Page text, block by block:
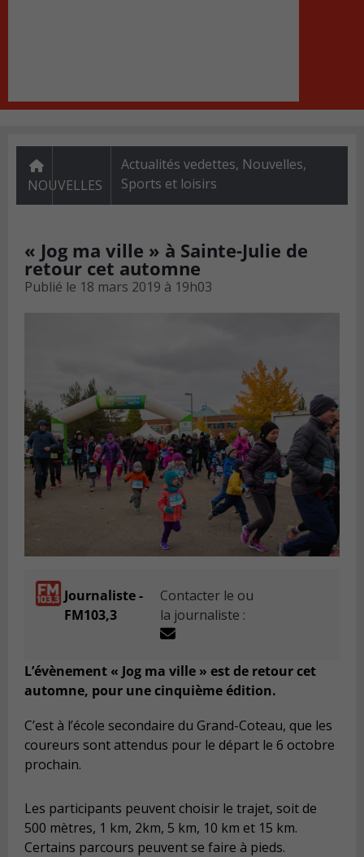
NOUVELLES
Actualités vedettes, Nouvelles,
Sports et loisirs
« Jog ma ville » à Sainte-Julie de
retour cet automne
Publié le 18 mars 2019 à 19h03
Journaliste -
FM103,3
Contacter le ou
la journaliste :
L’évènement « Jog ma ville » est de retour cet
automne, pour une cinquième édition.
C’est à l’école secondaire du Grand-Coteau, que les
coureurs sont attendus pour le départ le 6 octobre
prochain.
Les participants peuvent choisir le trajet, soit de
500 mètres, 1 km, 2km, 5 km, 10 km et 15 km.
Certains parcours peuvent se faire à pieds.